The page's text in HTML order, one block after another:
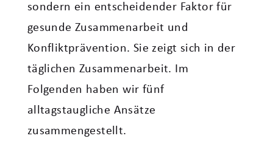
sondern ein entscheidender Faktor für
gesunde Zusammenarbeit und
Konfliktprävention. Sie zeigt sich in der
täglichen Zusammenarbeit. Im
Folgenden haben wir fünf
alltagstaugliche Ansätze
zusammengestellt.